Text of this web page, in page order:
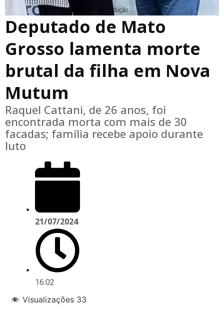
Reprodução
Deputado de Mato
Grosso lamenta morte
brutal da filha em Nova
Mutum
Raquel Cattani, de 26 anos, foi
encontrada morta com mais de 30
facadas; família recebe apoio durante
luto
21/07/2024
16:02
Visualizações 33